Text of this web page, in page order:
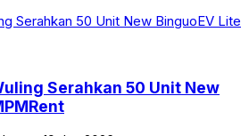
Serahkan 50 Unit New